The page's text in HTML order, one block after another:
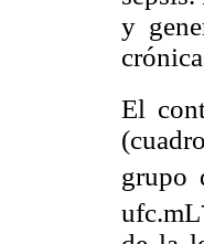
y
El
grupo
ufc.mL